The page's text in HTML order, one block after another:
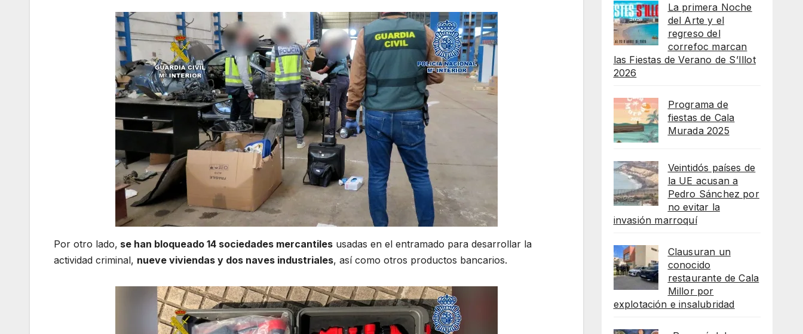
Por otro lado, se han bloqueado 14 sociedades mercantiles usadas en el entramado para desarrollar la
actividad criminal, nueve viviendas y dos naves industriales, así como otros productos bancarios.
La primera Noche
del Arte y el
regreso del
correfoc marcan
las Fiestas de Verano de S’Illot
2026
Programa de
fiestas de Cala
Murada 2025
Veintidós países de
la UE acusan a
Pedro Sánchez por
no evitar la
invasión marroquí
Clausuran un
conocido
restaurante de Cala
Millor por
explotación e insalubridad